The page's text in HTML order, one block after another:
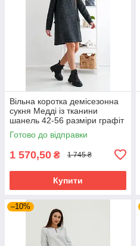
Вільна коротка демісезонна
сукня Медді із тканини
шанель 42-56 разміри графіт
Готово до відправки
1 570,50 ₴ 1 745 ₴
Купити
–10%